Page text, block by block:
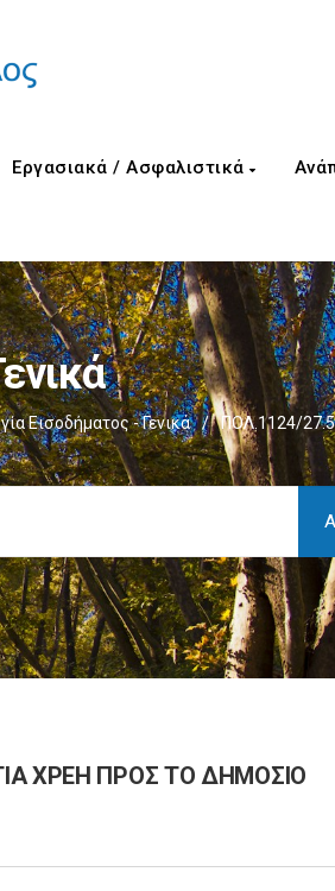
Εργασιακά / Ασφαλιστικά
Εισοδήματος - Γενικά /
ΠΟΛ.1124/
ΧΡΕΗ ΠΡΟΣ ΤΟ ΔΗΜΟΣΙΟ